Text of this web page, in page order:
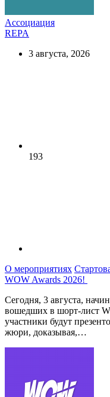
Ассоциация
REPA
3 августа, 2026
193
О мероприятиях
WOW Awards 2026!
Сегодня, 3 августа,
вошедших в шорт-лист
участники будут
жюри, доказывая,…